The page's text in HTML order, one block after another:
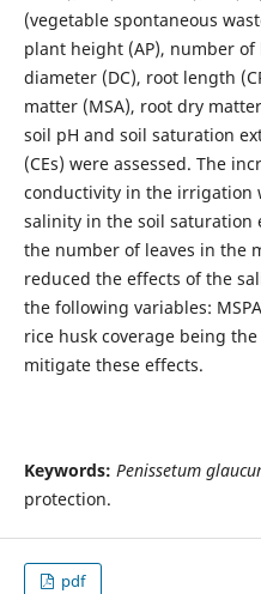
(vegetable spontaneous
plant height (AP), number of
diameter (DC), root length
matter (MSA), root dry
soil pH and soil saturation
(CEs) were assessed. The
conductivity in the irrigation
salinity in the soil saturation
the number of leaves in the
reduced the effects of the
the following variables:
rice husk coverage being
mitigate these effects.
Keywords: Penissetum
protection.
pdf